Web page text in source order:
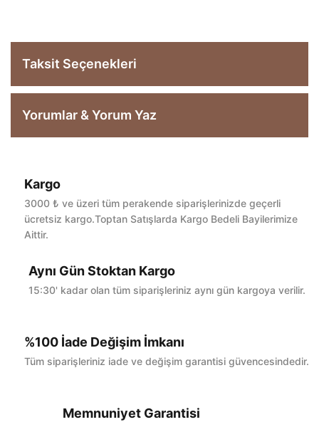
Taksit Seçenekleri
Yorumlar & Yorum Yaz
Bu ürüne ilk yorumu siz yapın!
Kargo
3000 ₺ ve üzeri tüm perakende siparişlerinizde geçerli
ücretsiz kargo.Toptan Satışlarda Kargo Bedeli Bayilerimize
Aittir.
Aynı Gün Stoktan Kargo
15:30' kadar olan tüm siparişleriniz aynı gün kargoya verilir.
%100 İade Değişim İmkanı
Tüm siparişleriniz iade ve değişim garantisi güvencesindedir.
Memnuniyet Garantisi